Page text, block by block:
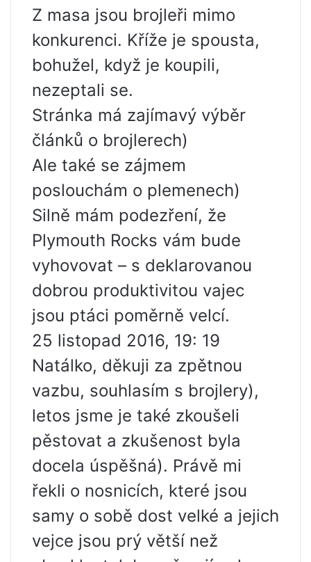
Z masa jsou brojleři mimo
konkurenci. Kříže je spousta,
bohužel, když je koupili,
nezeptali se.
Stránka má zajímavý výběr
článků o brojlerech)
Ale také se zájmem
poslouchám o plemenech)
Silně mám podezření, že
Plymouth Rocks vám bude
vyhovovat – s deklarovanou
dobrou produktivitou vajec
jsou ptáci poměrně velcí.
25 listopad 2016, 19: 19
Natálko, děkuji za zpětnou
vazbu, souhlasím s brojlery),
letos jsme je také zkoušeli
pěstovat a zkušenost byla
docela úspěšná). Právě mi
řekli o nosnicích, které jsou
samy o sobě dost velké a jejich
vejce jsou prý větší než